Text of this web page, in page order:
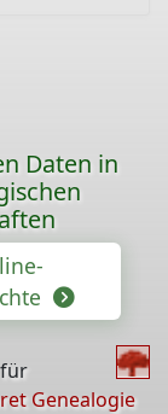
Daten in
Genealogie